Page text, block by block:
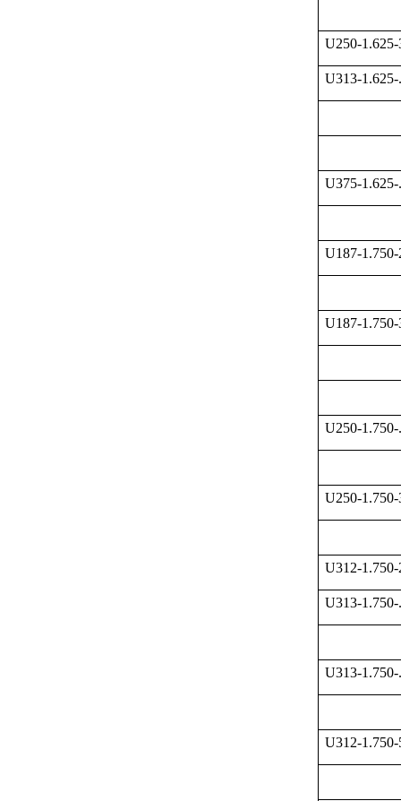
U250-
U313-1.625-
U375-1.625-
U187-
U187-
U250-1.750-
U250-
U312-
U313-1.750-
U313-1.750-
U312-